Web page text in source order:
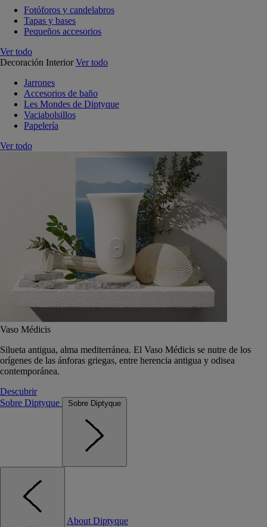
Fotóforos y candelabros
Tapas y bases
Pequeños accesorios
Ver todo
Decoración Interior Ver todo
Jarrones
Accesorios de baño
Les Mondes de Diptyque
Vaciabolsillos
Papelería
Ver todo
Vaso Médicis
Silueta antigua, alma mediterránea. El Vaso Médicis se nutre de los
orígenes de las ánforas griegas, entre herencia antigua y odisea
contemporánea.
Descubrir
Sobre Diptyque
Sobre Diptyque
About Diptyque